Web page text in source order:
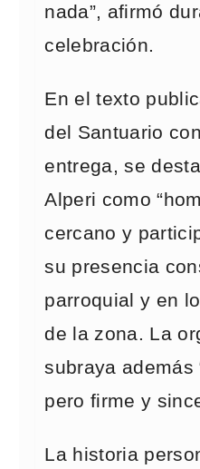
nada”, afirmó
celebración.
En el texto
del Santuario
entrega, se
Alperi como
cercano y
su presencia
parroquial y en
de la zona. La
subraya además
pero firme y
La historia